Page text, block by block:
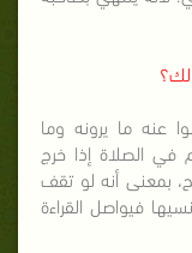
عنه ما يرونه وما
الصلاة إذا خرج
بمعنى أنه لو تقف
فيواصل القراءة